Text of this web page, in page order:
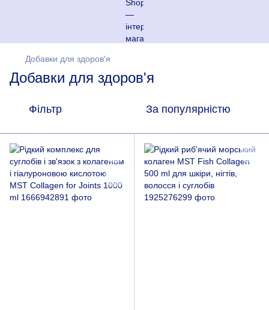
Добавки для здоров'я
Добавки для здоров'я
Фільтр За популярністю